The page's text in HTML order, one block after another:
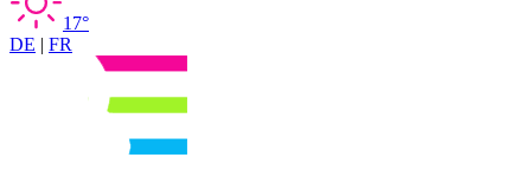
17°
DE | FR